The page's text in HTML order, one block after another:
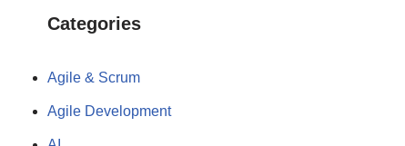
Categories
Agile & Scrum
Agile Development